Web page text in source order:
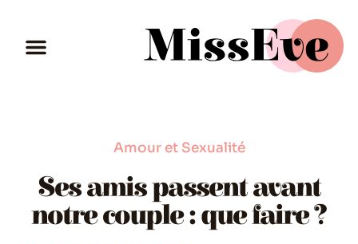
Amour et Sexualité
Ses amis passent avant
notre couple : que faire ?